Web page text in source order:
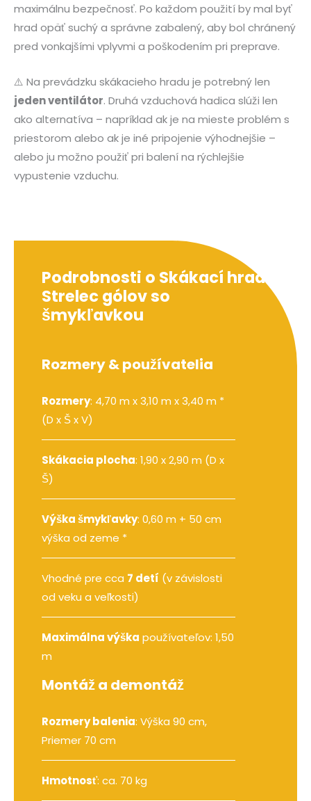
maximálnu bezpečnosť. Po každom použití by mal byť
hrad opäť suchý a správne zabalený, aby bol chránený
pred vonkajšími vplyvmi a poškodením pri preprave.
⚠️ Na prevádzku skákacieho hradu je potrebný len
jeden ventilátor. Druhá vzduchová hadica slúži len
ako alternatíva – napríklad ak je na mieste problém s
priestorom alebo ak je iné pripojenie výhodnejšie –
alebo ju možno použiť pri balení na rýchlejšie
vypustenie vzduchu.
Podrobnosti o Skákací hrad
Strelec gólov so
šmykľavkou
Rozmery & používatelia
Rozmery: 4,70 m x 3,10 m x 3,40 m *
(D x Š x V)
Skákacia plocha: 1,90 x 2,90 m (D x
Š)
Výška šmykľavky: 0,60 m + 50 cm
výška od zeme *
Vhodné pre cca 7 detí (v závislosti
od veku a veľkosti)
Maximálna výška používateľov: 1,50
m
Montáž a demontáž
Rozmery balenia: Výška 90 cm,
Priemer 70 cm
Hmotnosť: ca. 70 kg